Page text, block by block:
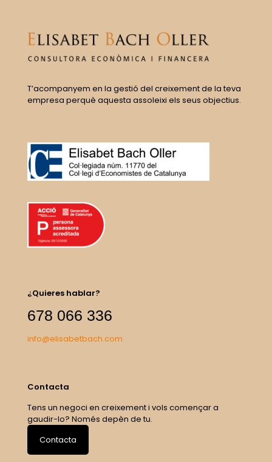
T’acompanyem en la gestió del creixement de la teva
empresa perquè aquesta assoleixi els seus objectius.
¿Quieres hablar?
678 066 336
info@elisabetbach.com
Contacta
Tens un negoci en creixement i vols començar a
gaudir-lo? Només depèn de tu.
Contacta